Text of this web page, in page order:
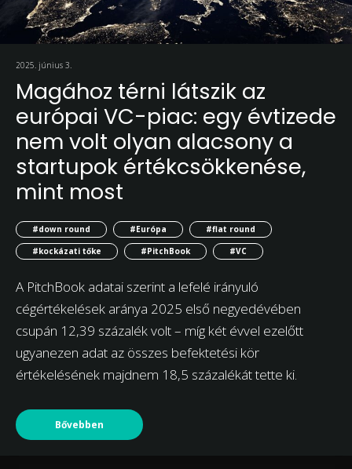
2025. június 3.
Magához térni látszik az
európai VC-piac: egy évtizede
nem volt olyan alacsony a
startupok értékcsökkenése,
mint most
#down round #Európa
#flat round
#kockázati tőke
#PitchBook #VC
A PitchBook adatai szerint a lefelé irányuló
cégértékelések aránya 2025 első negyedévében
csupán 12,39 százalék volt – míg két évvel ezelőtt
ugyanezen adat az összes befektetési kör
értékelésének majdnem 18,5 százalékát tette ki.
Bővebben